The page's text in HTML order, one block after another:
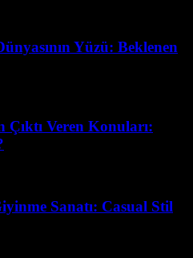
Yüzü: Beklenen
Çıktı Veren Konuları:
Sanatı: Casual Stil